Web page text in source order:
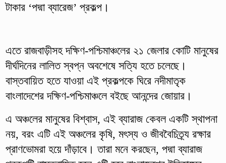
টাকার ‘পদ্মা ব্যারেজ’ প্রকল্প।
এতে রাজবাড়ীসহ দক্ষিণ-পশ্চিমাঞ্চলের ২১ জেলার কোটি মানুষের
দীর্ঘদিনের লালিত স্বপ্ন অবশেষে সত্যি হতে চলেছে।
বাস্তবায়িত হতে যাওয়া এই প্রকল্পকে ঘিরে নদীমাতৃক
বাংলাদেশের দক্ষিণ-পশ্চিমাঞ্চলে বইছে আনন্দের জোয়ার।
এ অঞ্চলের মানুষের বিশ্বাস, এই ব্যারাজ কেবল একটি স্থাপনা
নয়, বরং এটি এই অঞ্চলের কৃষি, মৎস্য ও জীববৈচিত্র্য রক্ষার
প্রাণভোমরা হয়ে দাঁড়াবে। তারা মনে করছেন, পদ্মা ব্যারাজ